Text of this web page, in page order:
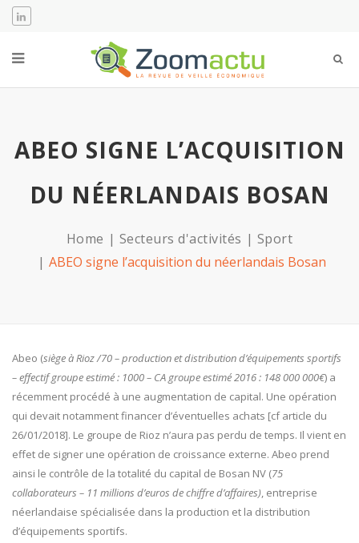
ABEO SIGNE L’ACQUISITION
DU NÉERLANDAIS BOSAN
Home Secteurs d'activités
Sport
ABEO signe l’acquisition du néerlandais Bosan
Abeo (siège à Rioz /70 – production et distribution d’équipements sportifs
– effectif groupe estimé : 1000 – CA groupe estimé 2016 : 148 000 000€) a
récemment procédé à une augmentation de capital. Une opération
qui devait notamment financer d’éventuelles achats [cf article du
26/01/2018]. Le groupe de Rioz n’aura pas perdu de temps. Il vient en
effet de signer une opération de croissance externe. Abeo prend
ainsi le contrôle de la totalité du capital de Bosan NV (75
collaborateurs – 11 millions d’euros de chiffre d’affaires), entreprise
néerlandaise spécialisée dans la production et la distribution
d’équipements sportifs.